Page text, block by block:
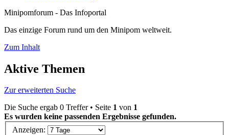
Minipomforum - Das Infoportal
Das einzige Forum rund um den Minipom weltweit.
Zum Inhalt
Aktive Themen
Zur erweiterten Suche
Die Suche ergab 0 Treffer • Seite 1 von 1
Es wurden keine passenden Ergebnisse gefunden.
Anzeigen: